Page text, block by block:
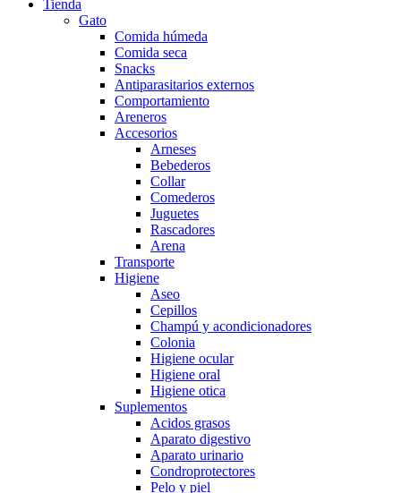
Tienda
Gato
Comida húmeda
Comida seca
Snacks
Antiparasitarios externos
Comportamiento
Areneros
Accesorios
Arneses
Bebederos
Collar
Comederos
Juguetes
Rascadores
Arena
Transporte
Higiene
Aseo
Cepillos
Champú y acondicionadores
Colonia
Higiene ocular
Higiene oral
Higiene otica
Suplementos
Acidos grasos
Aparato digestivo
Aparato urinario
Condroprotectores
Pelo y piel